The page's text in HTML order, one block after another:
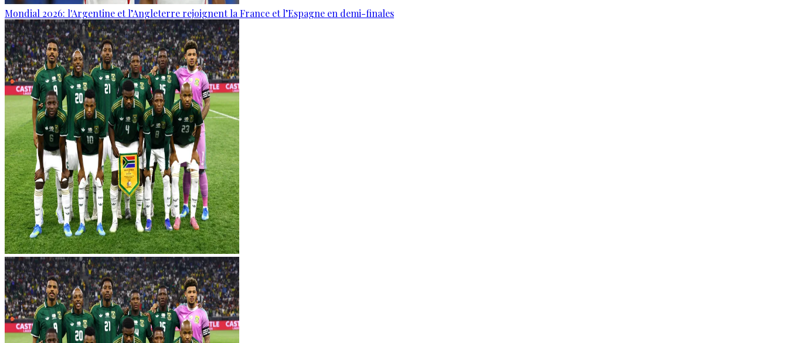
Mondial 2026: l'Argentine et l’Angleterre rejoignent la France et l’Espagne en demi-finales